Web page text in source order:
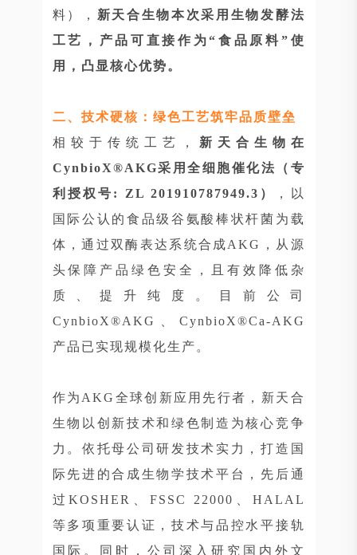
料）， 新天合生物本次采用生物发酵法
工艺，产品可直接作为“食品原料”使
用，凸显核心优势。
二、技术硬核：绿色工艺筑牢品质壁垒
相较于传统工艺， 新天合生物在
CynbioX®AKG采用全细胞催化法（专
利授权号: ZL 201910787949.3）
，以
国际公认的食品级谷氨酸棒状杆菌为载
体，通过双酶表达系统合成AKG，从源
头保障产品绿色安全，且有效降低杂
质、提升纯度。目前公司
CynbioX®AKG、CynbioX®Ca-AKG
产品已实现规模化生产。
作为AKG全球创新应用先行者，新天合
生物以创新技术和绿色制造为核心竞争
力。依托母公司研发技术实力，打造国
际先进的合成生物学技术平台，先后通
过KOSHER、FSSC 22000、HALAL
等多项重要认证，技术与品控水平接轨
国际。同时，公司深入研究国内外文